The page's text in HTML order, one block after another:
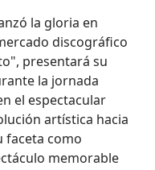
la gloria en
discográfico
presentará su
la jornada
el espectacular
artística hacia
faceta como
memorable